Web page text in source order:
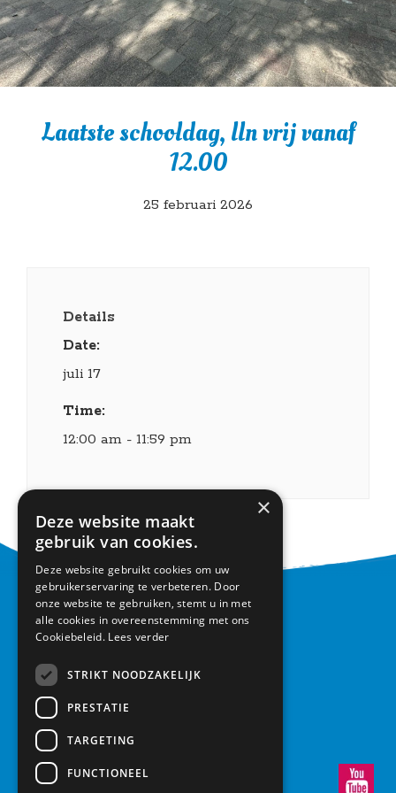
Laatste schooldag, lln vrij vanaf
12.00
25 februari 2026
Details
Date:
juli 17
Time:
12:00 am - 11:59 pm
CONTACT
Lohengrinhof 15-17
×
Deze website maakt
gebruik van cookies.
Deze website gebruikt cookies om uw
gebruikerservaring te verbeteren. Door
onze website te gebruiken, stemt u in met
alle cookies in overeenstemming met ons
Cookiebeleid. Lees verder
STRIKT NOODZAKELIJK
PRESTATIE
TARGETING
FUNCTIONEEL